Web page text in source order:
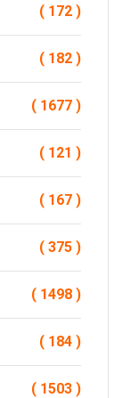
( 172 )
( 182 )
( 1677 )
( 121 )
( 167 )
( 375 )
( 1498 )
( 184 )
( 1503 )